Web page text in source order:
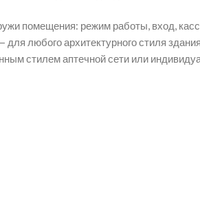
помещения: режим работы, вход,
любого архитектурного стиля
стилем аптечной сети или